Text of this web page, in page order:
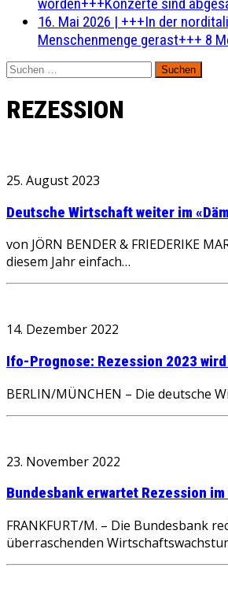
16. Mai 2026 | +++In der
Menschenmenge gerast+++ 8
Suchen
nach:
REZESSION
25. August 2023
Deutsche Wirtschaft weiter im
von JÖRN BENDER & FRIEDERIKE
diesem Jahr einfach…
14. Dezember 2022
Ifo-Prognose: Rezession 2023
BERLIN/MÜNCHEN – Die deutsche
23. November 2022
Bundesbank erwartet Rezession
FRANKFURT/M. – Die Bundesbank
überraschenden